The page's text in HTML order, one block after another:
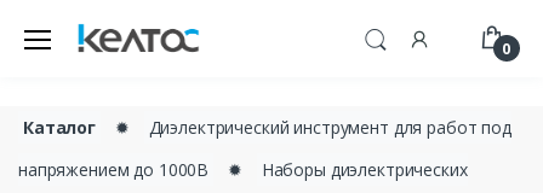
0
Каталог ✹
Диэлектрический инструмент для работ под
напряжением до 1000В
✹
Наборы диэлектрических